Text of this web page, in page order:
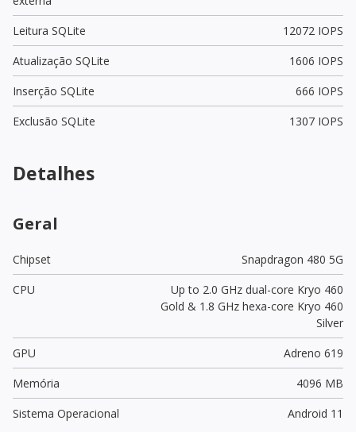
Leitura SQLite
12072 IOPS
Atualização SQLite
1606 IOPS
Inserção SQLite
666 IOPS
Exclusão SQLite
1307 IOPS
Detalhes
Geral
Chipset
Snapdragon 480 5G
CPU
Up to 2.0 GHz dual-core Kryo 460
Gold & 1.8 GHz hexa-core Kryo 460
Silver
GPU
Adreno 619
Memória
4096 MB
Sistema Operacional
Android 11